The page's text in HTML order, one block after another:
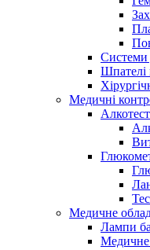
Системи
Шпателі
Медичні
Медичне
Лампи
Медичне